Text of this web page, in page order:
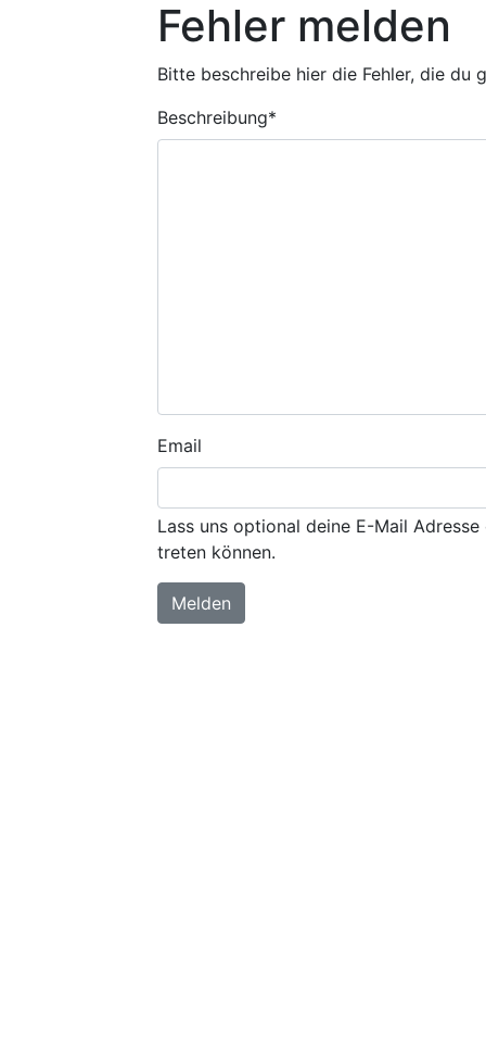
Fehler melden
Bitte beschreibe hier die Fehler, die du
Beschreibung*
Email
Lass uns optional deine E-Mail
treten können.
Melden